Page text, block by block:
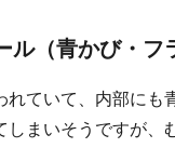
（青かび・フ
れていて、内部にも
しまいそうですが、